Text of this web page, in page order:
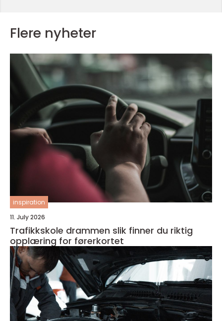
Flere nyheter
inspiration
11. July 2026
Trafikkskole drammen slik finner du riktig
opplæring for førerkortet